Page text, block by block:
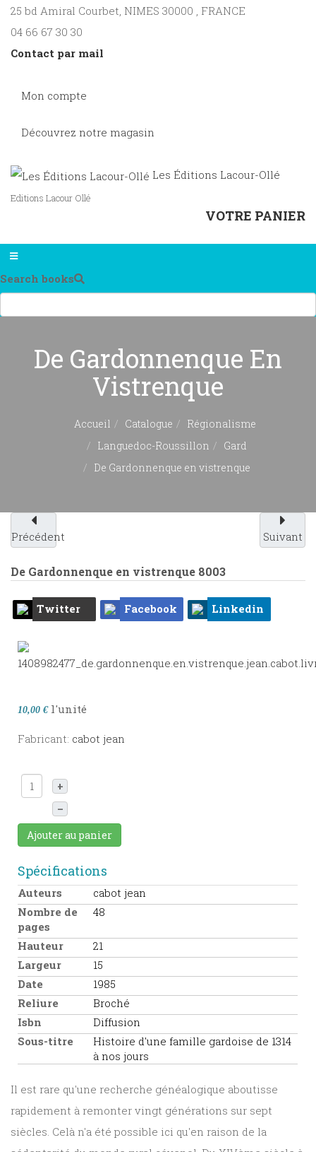
25 bd Amiral Courbet, NIMES 30000 , FRANCE
04 66 67 30 30
Contact par mail
Mon compte
Découvrez notre magasin
Les Éditions Lacour-Ollé
Editions Lacour Ollé
VOTRE PANIER
Search books
De Gardonnenque En
Vistrenque
Accueil Catalogue
Régionalisme
Languedoc-Roussillon
Gard
De Gardonnenque en vistrenque
Précédent Suivant
De Gardonnenque en vistrenque 8003
Twitter Facebook Linkedin
10,00 € l'unité
Fabricant: cabot jean
+
–
Ajouter au panier
Spécifications
Auteurs
cabot jean
Nombre de
pages
48
Hauteur
21
Largeur
15
Date
1985
Reliure
Broché
Isbn
Diffusion
Sous-titre
Histoire d'une famille gardoise de 1314
à nos jours
Il est rare qu'une recherche généalogique aboutisse
rapidement à remonter vingt générations sur sept
siècles. Celà n'a été possible ici qu'en raison de la